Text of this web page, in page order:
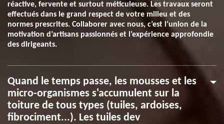
réactive, fervente et surtout méticuleuse. Les travaux seront
effectués dans le grand respect de votre milieu et des
normes prescrites. Collaborer avec nous, c’est l’union de la
motivation d’artisans passionnés et l’expérience approfondie
des dirigeants.
Quand le temps passe, les mousses et les
micro-organismes s'accumulent sur la
toiture de tous types (tuiles, ardoises,
fibrociment...). Les tuiles dev